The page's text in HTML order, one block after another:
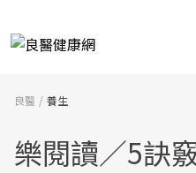
良醫 養生
樂閱讀／5訣